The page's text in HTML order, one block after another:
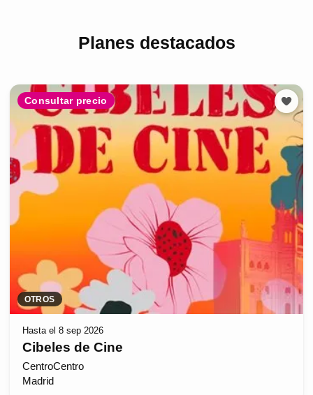
Planes destacados
Consultar precio
OTROS
Hasta el 8 sep 2026
Cibeles de Cine
CentroCentro
Madrid